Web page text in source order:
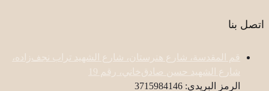
اتصل بنا
قم المقدسة، شارع هنرستان، شارع الشهيد تراب نجف‌زاده،
شارع الشهيد حسن صادق‌خاني، رقم 19
الرمز البريدي: 3715984146